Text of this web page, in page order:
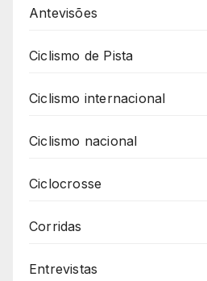
Antevisões
Ciclismo de Pista
Ciclismo internacional
Ciclismo nacional
Ciclocrosse
Corridas
Entrevistas